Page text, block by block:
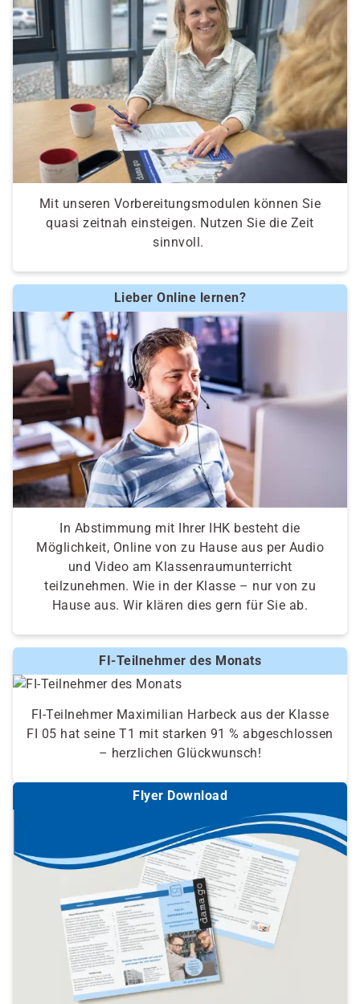
Mit unseren Vorbereitungsmodulen können Sie
quasi zeitnah einsteigen. Nutzen Sie die Zeit
sinnvoll.
Lieber Online lernen?
In Abstimmung mit Ihrer IHK besteht die
Möglichkeit, Online von zu Hause aus per Audio
und Video am Klassenraumunterricht
teilzunehmen. Wie in der Klasse – nur von zu
Hause aus. Wir klären dies gern für Sie ab.
FI-Teilnehmer des Monats
FI-Teilnehmer Maximilian Harbeck aus der Klasse
FI 05 hat seine T1 mit starken 91 % abgeschlossen
– herzlichen Glückwunsch!
Flyer Download